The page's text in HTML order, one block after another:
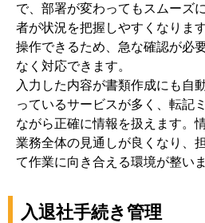
で、部署が変わってもスムーズ
者が状況を把握しやすくなりま
操作できるため、急な確認が必
なく対応できます。
入力した内容が書類作成にも自
っているサービスが多く、転記
ながら正確に情報を扱えます。
業務全体の見通しが良くなり、
て作業に向き合える環境が整いま
入退社手続き管理